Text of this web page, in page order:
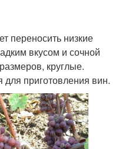
Урожайный сорт
Перспективные сорта
переносить низкие
вкусом и сочной
круглые.
для приготовления вин.